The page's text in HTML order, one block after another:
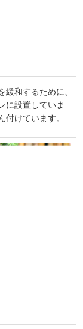
和するために、
に設置していま
けています。